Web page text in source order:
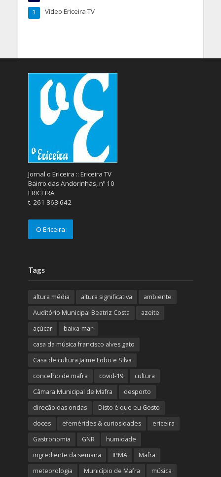
Vídeo Ericeira TV
3
Jornal o Ericeira :: Ericeira TV
Bairro das Andorinhas, nº 10
ERICEIRA
t. 261 863 642
O Ericeira
Tags
altura média altura significativa
ambiente
Auditório Municipal Beatriz Costa
azeite
açúcar
baixa-mar
casa da música francisco alves gato
Casa de cultura Jaime Lobo e Silva
concelho de mafra
covid-19
cultura
Câmara Municipal de Mafra
desporto
direção das ondas
Disto é que eu Gosto
doces
efemérides & curiosidades
ericeira
Gastronomia
GNR
humidade
ingrediente da semana
IPMA
Mafra
meteorologia
Município de Mafra música